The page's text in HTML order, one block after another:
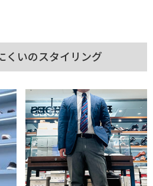
くいのスタイリング